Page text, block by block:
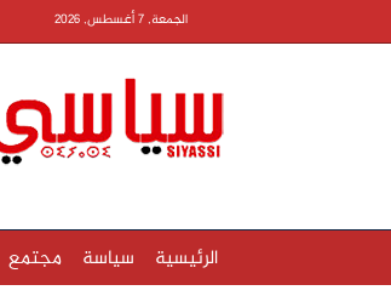
الجمعة, 7 أغسطس, 2026
الرئيسية سياسة مجتمع